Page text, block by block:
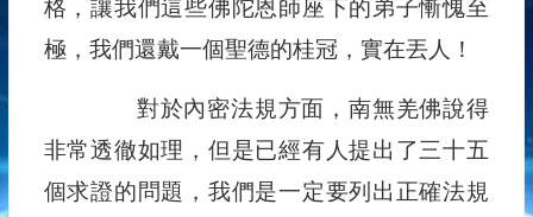
格，讓我們這些佛陀恩師座下的弟子慚愧至
極，我們還戴一個聖德的桂冠，實在丟人！
對於內密法規方面，南無羌佛說得
非常透徹如理，但是已經有人提出了三十五
個求證的問題，我們是一定要列出正確法規